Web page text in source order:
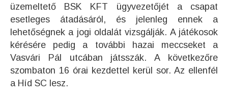
üzemeltető BSK KFT ügyvezetőjét a csapat
esetleges átadásáról, és jelenleg ennek a
lehetőségnek a jogi oldalát vizsgálják. A játékosok
kérésére pedig a további hazai meccseket a
Vasvári Pál utcában játsszák. A következőre
szombaton 16 órai kezdettel kerül sor. Az ellenfél
a Híd SC lesz.